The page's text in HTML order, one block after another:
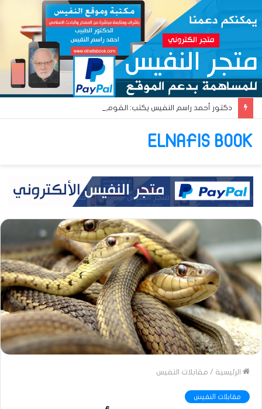
ELNAFIS BOOK
الرئيسية / مقابلات النفيس
مقابلات النفيس